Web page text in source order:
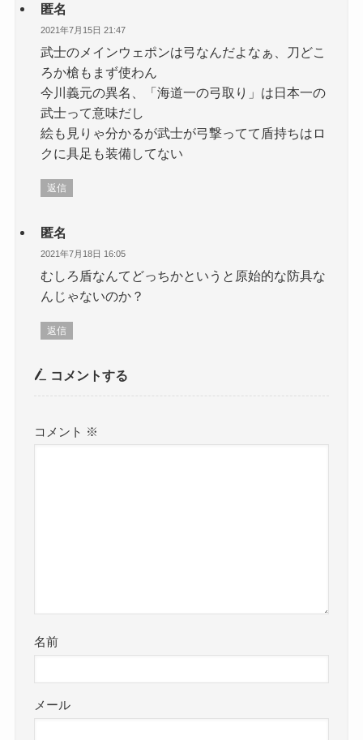
匿名
2021年7月15日 21:47
武士のメインウェポンは弓なんだよなぁ、刀どこ
ろか槍もまず使わん
今川義元の異名、「海道一の弓取り」は日本一の
武士って意味だし
絵も見りゃ分かるが武士が弓撃ってて盾持ちはロ
クに具足も装備してない
返信
匿名
2021年7月18日 16:05
むしろ盾なんてどっちかというと原始的な防具な
んじゃないのか？
返信
コメントする
コメント ※
名前
メール